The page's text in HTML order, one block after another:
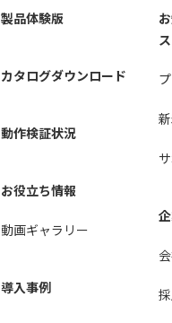
製品体験版
カタログダウンロード
動作検証状況
お役立ち情報
動画ギャラリー
導入事例
ス